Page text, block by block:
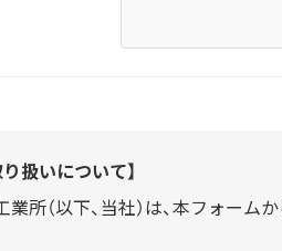
扱いについて】
所（以下、当社）は、本フォー